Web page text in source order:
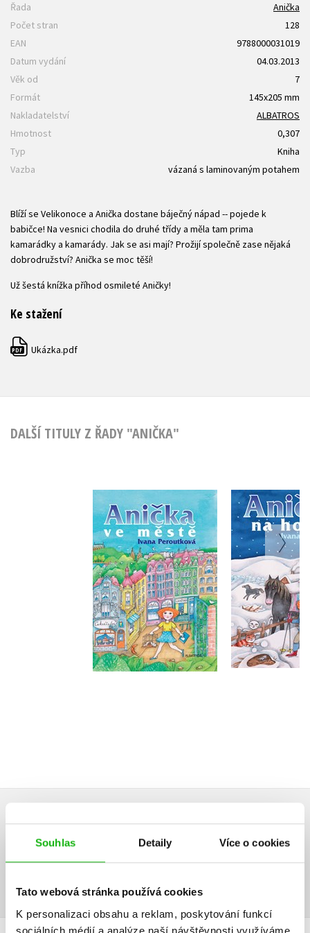
Souhlas Detaily Více o cookies
Tato webová stránka používá cookies
K personalizaci obsahu a reklam, poskytování funkcí
sociálních médií a analýze naší návštěvnosti využíváme
Řada
Anička
Počet stran
128
EAN
9788000031019
Datum vydání
04.03.2013
Věk od
7
Formát
145x205 mm
Nakladatelství
ALBATROS
Hmotnost
0,307
Typ
Kniha
Vazba
vázaná s laminovaným potahem
Blíží se Velikonoce a Anička dostane báječný nápad -- pojede k
babičce! Na vesnici chodila do druhé třídy a měla tam prima
kamarádky a kamarády. Jak se asi mají? Prožijí společně zase nějaká
dobrodružství? Anička se moc těší!
Už šestá knížka příhod osmileté Aničky!
Ke stažení
PDF Ukázka.pdf
DALŠÍ TITULY Z ŘADY "ANIČKA"
Anička ve městě
Ivana Peroutková
Do košíku
269 Kč
215 Kč
Anička
Ivana
Do
215 Kč
AUDIO